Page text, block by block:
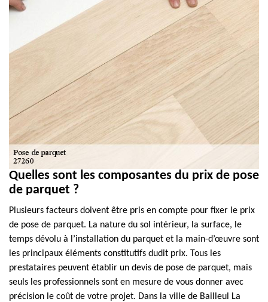
Quelles sont les composantes du prix de pose
de parquet ?
Plusieurs facteurs doivent être pris en compte pour fixer le prix
de pose de parquet. La nature du sol intérieur, la surface, le
temps dévolu à l’installation du parquet et la main-d’œuvre sont
les principaux éléments constitutifs dudit prix. Tous les
prestataires peuvent établir un devis de pose de parquet, mais
seuls les professionnels sont en mesure de vous donner avec
précision le coût de votre projet. Dans la ville de Bailleul La